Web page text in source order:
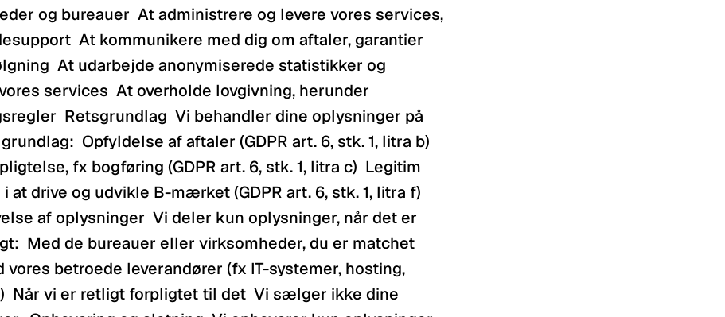
og bureauer  At administrere og levere vores services,
At kommunikere med dig om aftaler, garantier
At udarbejde anonymiserede statistikker og
services  At overholde lovgivning, herunder
Retsgrundlag  Vi behandler dine oplysninger på
Opfyldelse af aftaler (GDPR art. 6, stk. 1, litra b)
fx bogføring (GDPR art. 6, stk. 1, litra c)  Legitim
at drive og udvikle B-mærket (GDPR art. 6, stk. 1, litra f)
af oplysninger  Vi deler kun oplysninger, når det er
Med de bureauer eller virksomheder, du er matchet
vores betroede leverandører (fx IT-systemer, hosting,
Når vi er retligt forpligtet til det  Vi sælger ikke dine